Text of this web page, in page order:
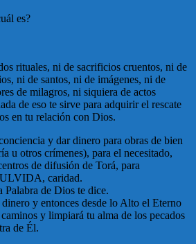
es?
rituales, ni de sacrificios cruentos, ni de
ni de santos, ni de imágenes, ni de
de milagros, ni siquiera de actos
de eso te sirve para adquirir el rescate
en tu relación con Dios.
y dar dinero para obras de bien
u otros crímenes), para el necesitado,
de difusión de Torá, para
caridad.
Palabra de Dios te dice.
y entonces desde lo Alto el Eterno
y limpiará tu alma de los pecados
de Él.